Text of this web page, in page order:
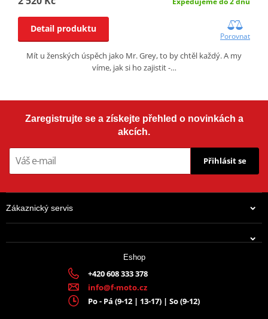
Detail produktu
Porovnat
Mít u ženských úspěch jako Mr. Grey, to by chtěl každý. A my
víme, jak si ho zajistit -…
Zaregistrujte se a získejte přehled o novinkách a
akcích.
Přihlásit se
Zákaznický servis
Eshop
+420 608 333 378
info@f-moto.cz
Po - Pá (9-12 | 13-17) | So (9-12)